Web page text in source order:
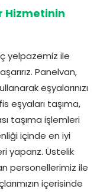
Hizmetinin
yelpazemiz ile
Panelvan,
eşyalarınızı
eşyaları taşıma,
taşıma işlemleri
içinde en iyi
yaparız. Üstelik
personellerimiz ile
içerisinde